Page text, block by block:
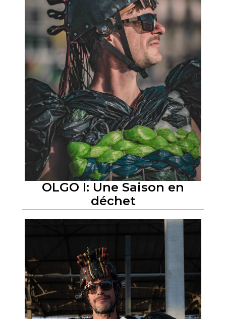
OLGO I: Une Saison en
déchet